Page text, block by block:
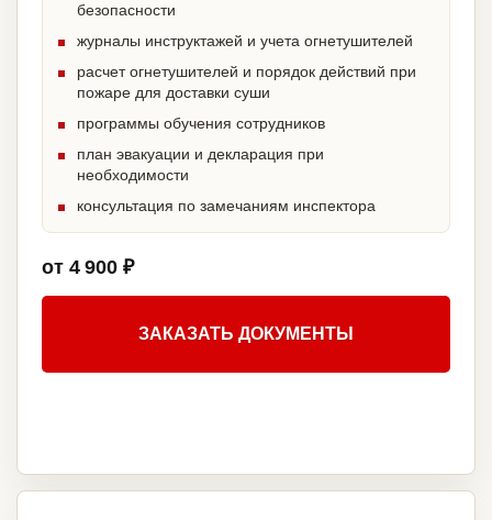
безопасности
журналы инструктажей и учета огнетушителей
расчет огнетушителей и порядок действий при
пожаре для доставки суши
программы обучения сотрудников
план эвакуации и декларация при
необходимости
консультация по замечаниям инспектора
от 4 900 ₽
ЗАКАЗАТЬ ДОКУМЕНТЫ